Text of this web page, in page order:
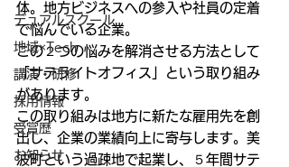
デュアルスクール
地域×Tech
講演・研修
採用情報
受賞歴
お知らせ
体。地方ビジネスへの参入や社員の定着
で悩んでいる企業。
この２つの悩みを解消させる方法として
「サテライトオフィス」という取り組み
があります。
この取り組みは地方に新たな雇用先を創
出し、企業の業績向上に寄与します。美
波町という過疎地で起業し、５年間サテ